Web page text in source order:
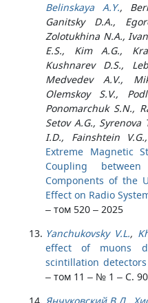
Belinskaya A.Y.,
Ganitsky D.A.,
Zolotukhina N.A.,
E.S., Kim A.G.,
Kushnarev D.S.,
Medvedev A.V.,
Olemskoy S.V.,
Ponomarchuk S.N.,
Setov A.G., Syrenova
I.D., Fainshtein
Extreme Magnetic
Coupling
Components of the
Effect on Radio
– том 520 – 2025
Yanchukovsky V.L.,
effect of muons
scintillation detectors
– том 11 – № 1 – С.